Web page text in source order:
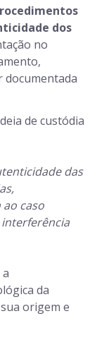
dos
no
documentada
de custódia
das
caso
da
origem e